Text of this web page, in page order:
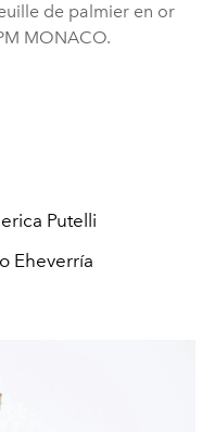
de palmier en or
MONACO.
Putelli
Eheverría